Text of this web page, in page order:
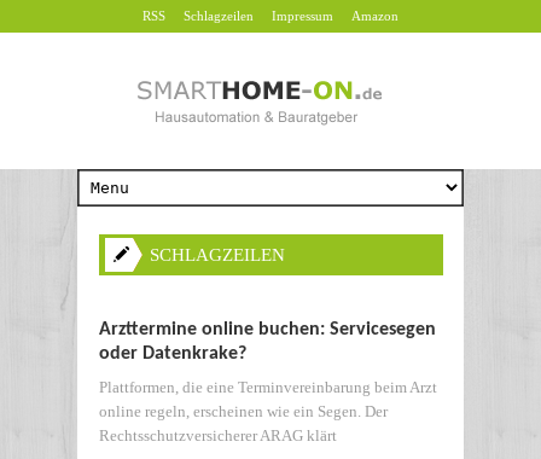
RSS Schlagzeilen Impressum Amazon
SCHLAGZEILEN
Arzttermine online buchen: Servicesegen
oder Datenkrake?
Plattformen, die eine Terminvereinbarung beim Arzt
online regeln, erscheinen wie ein Segen. Der
Rechtsschutzversicherer ARAG klärt